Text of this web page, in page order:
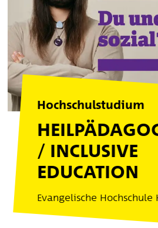
Hochschulstudium
/ INCLUSIVE
EDUCATION
Evangelische Hochschule